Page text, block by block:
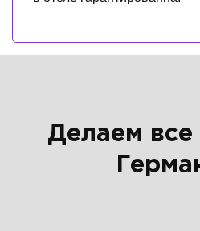
Делаем все